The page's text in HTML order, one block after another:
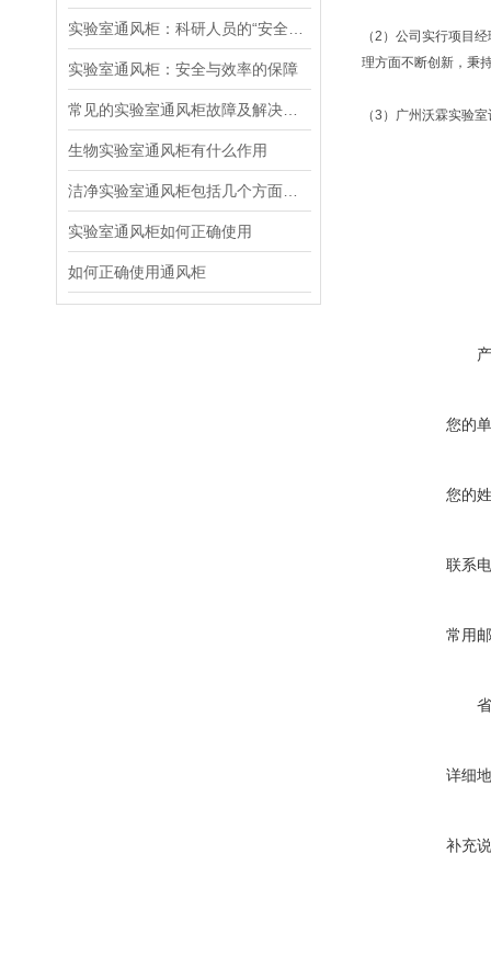
实验室通风柜：安全与效率的保障
生物实验室通风柜有什么作用
实验室通风柜如何正确使用
如何正确使用通风柜
（2）公司实行项目
理方面不断创新，秉
（3）广州沃霖实验
您的
您的
联系
常用
详细
补充